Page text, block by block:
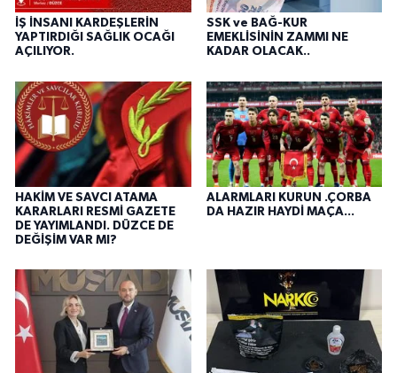
İŞ İNSANI KARDEŞLERİN
YAPTIRDIĞI SAĞLIK OCAĞI
AÇILIYOR.
SSK ve BAĞ-KUR
EMEKLİSİNİN ZAMMI NE
KADAR OLACAK..
HAKİM VE SAVCI ATAMA
KARARLARI RESMİ GAZETE
DE YAYIMLANDI. DÜZCE DE
DEĞİŞİM VAR MI?
ALARMLARI KURUN .ÇORBA
DA HAZIR HAYDİ MAÇA...